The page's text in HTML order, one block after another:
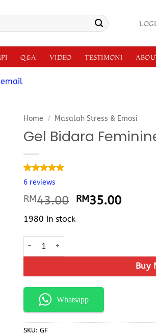
Q&A VIDEO TESTIMONI
Home / Masalah Stress & Emosi
Gel Bidara
Rated5.00
based on
6
customer
6 reviews
RM43.00 RM35.00
1980 in stock
Buy
Whatsapp
SKU: GF